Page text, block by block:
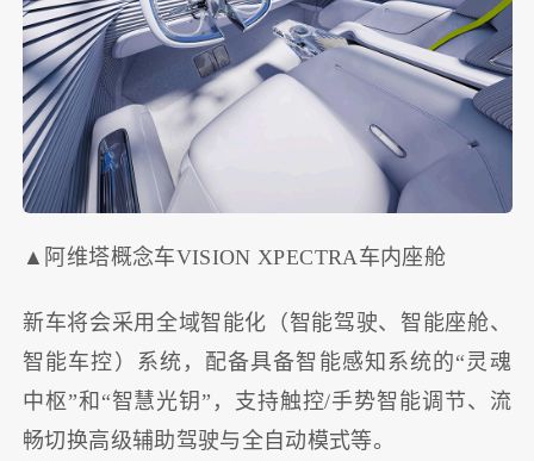
▲阿维塔概念车VISION XPECTRA车内座舱
新车将会采用全域智能化（智能驾驶、智能座舱、
智能车控）系统，配备具备智能感知系统的“灵魂
中枢”和“智慧光钥”，支持触控/手势智能调节、流
畅切换高级辅助驾驶与全自动模式等。